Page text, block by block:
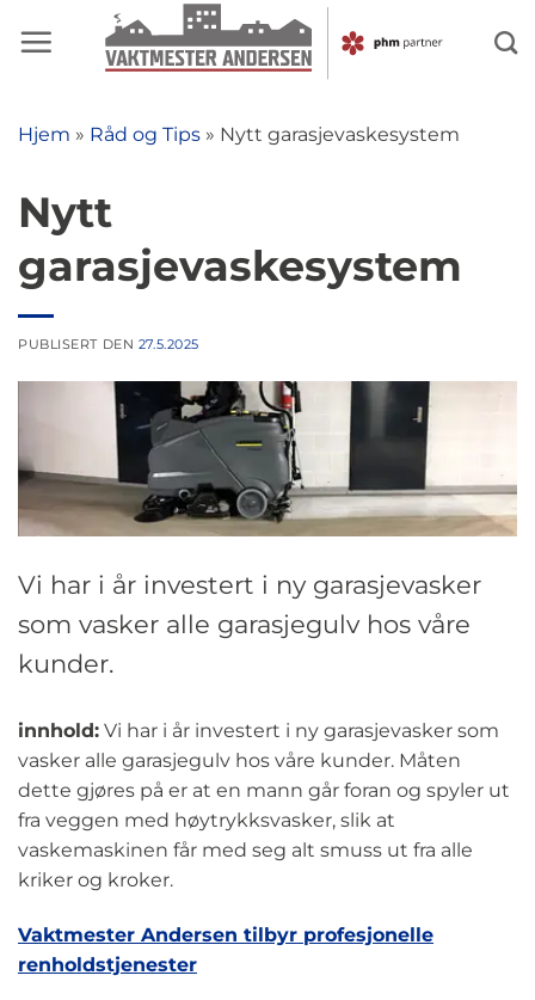
Hjem » Råd og Tips » Nytt garasjevaskesystem
Nytt
garasjevaskesystem
PUBLISERT DEN 27.5.2025
Vi har i år investert i ny garasjevasker
som vasker alle garasjegulv hos våre
kunder.
innhold: Vi har i år investert i ny garasjevasker som
vasker alle garasjegulv hos våre kunder. Måten
dette gjøres på er at en mann går foran og spyler ut
fra veggen med høytrykksvasker, slik at
vaskemaskinen får med seg alt smuss ut fra alle
kriker og kroker.
Vaktmester Andersen tilbyr profesjonelle
renholdstjenester